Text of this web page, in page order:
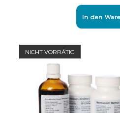
In den
NICHT VORRÄTIG